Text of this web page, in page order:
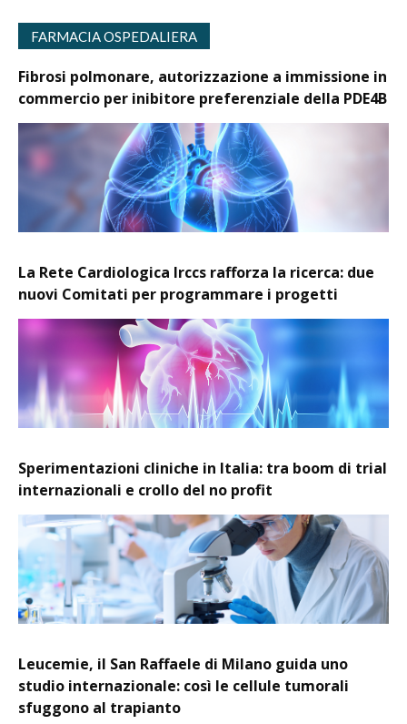
FARMACIA OSPEDALIERA
Fibrosi polmonare, autorizzazione a immissione in
commercio per inibitore preferenziale della PDE4B
La Rete Cardiologica Irccs rafforza la ricerca: due
nuovi Comitati per programmare i progetti
Sperimentazioni cliniche in Italia: tra boom di trial
internazionali e crollo del no profit
Leucemie, il San Raffaele di Milano guida uno
studio internazionale: così le cellule tumorali
sfuggono al trapianto